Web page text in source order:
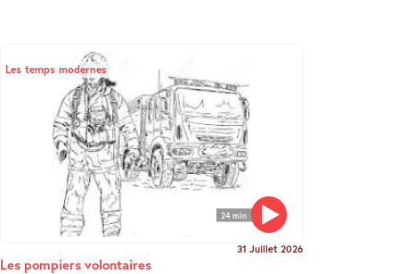
24 min
Les temps modernes
31 Juillet 2026
Les pompiers volontaires